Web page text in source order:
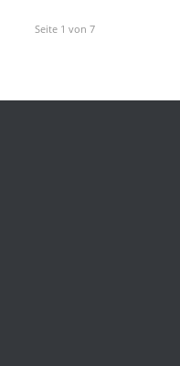
Seite 1 von 7